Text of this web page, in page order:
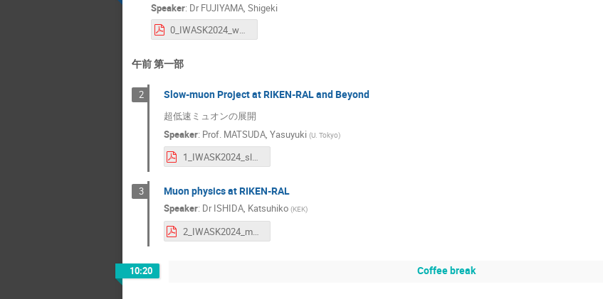
Speaker: Dr FUJIYAMA, Shigeki
0_IWASK2024_welcome_Fujiyama.pdf
午前 第一部
2 Slow-muon Project at RIKEN-RAL and Beyond
超低速ミュオンの展開
Speaker: Prof. MATSUDA, Yasuyuki (U. Tokyo)
1_IWASK2024_slowmuon_Matsuda.pdf
3 Muon physics at RIKEN-RAL
Speaker: Dr ISHIDA, Katsuhiko (KEK)
2_IWASK2024_muon_Ishida.pdf
10:20 Coffee break